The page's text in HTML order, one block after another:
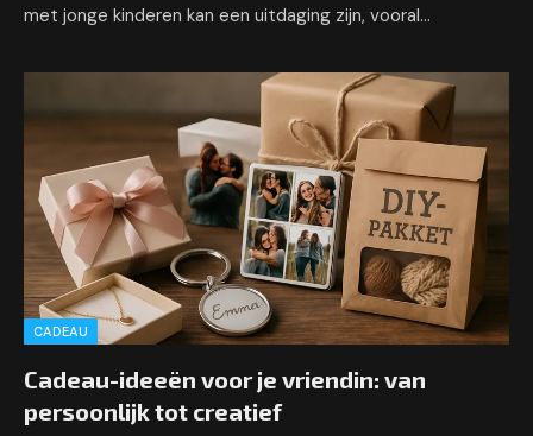
met jonge kinderen kan een uitdaging zijn, vooral…
CADEAU
Cadeau-ideeën voor je vriendin: van
persoonlijk tot creatief